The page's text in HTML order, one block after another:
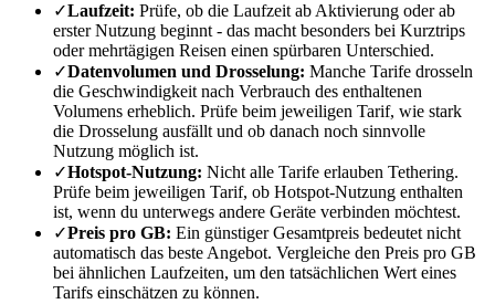
✓Laufzeit: Prüfe, ob die Laufzeit ab Aktivierung oder ab
erster Nutzung beginnt - das macht besonders bei Kurztrips
oder mehrtägigen Reisen einen spürbaren Unterschied.
✓Datenvolumen und Drosselung: Manche Tarife drosseln
die Geschwindigkeit nach Verbrauch des enthaltenen
Volumens erheblich. Prüfe beim jeweiligen Tarif, wie stark
die Drosselung ausfällt und ob danach noch sinnvolle
Nutzung möglich ist.
✓Hotspot-Nutzung: Nicht alle Tarife erlauben Tethering.
Prüfe beim jeweiligen Tarif, ob Hotspot-Nutzung enthalten
ist, wenn du unterwegs andere Geräte verbinden möchtest.
✓Preis pro GB: Ein günstiger Gesamtpreis bedeutet nicht
automatisch das beste Angebot. Vergleiche den Preis pro GB
bei ähnlichen Laufzeiten, um den tatsächlichen Wert eines
Tarifs einschätzen zu können.